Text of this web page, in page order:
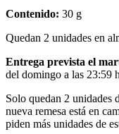
Contenido: 30 g
Quedan 2 unidades en
Entrega prevista el
del domingo a las 23:59 h
Solo quedan 2 unidades
nueva remesa está en
piden más unidades de